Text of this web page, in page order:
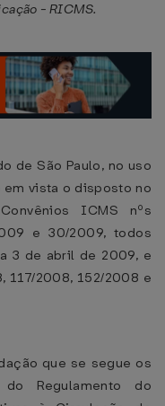
- RICMS.
de São Paulo, no uso
vista o disposto no
ICMS nºs
e 30/2009, todos
3 de abril de 2009, e
117/2008, 152/2008 e
que se segue os
Regulamento do